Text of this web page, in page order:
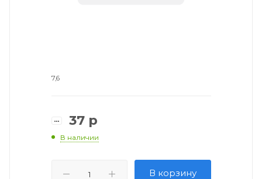
7,6
37р
В наличии
В корзину